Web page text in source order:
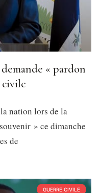
« pardon
civile
nation lors de la
» ce dimanche
de
GUERRE CIVILE